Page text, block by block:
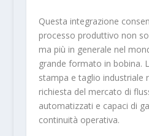
Questa integrazione
processo produttivo non
ma più in generale nel
grande formato in bobina.
stampa e taglio industriale
richiesta del mercato di
automatizzati e capaci di
continuità operativa.